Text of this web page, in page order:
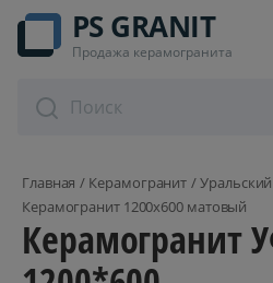
PS GRANIT
Продажа керамогранита
Главная Керамогранит
Керамогранит 1200x600 матовый
Керамогранит